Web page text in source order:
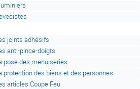
joints adhésifs
anti-pince-doigts
pose des menuiseries
protection des biens et des personnes
articles Coupe Feu